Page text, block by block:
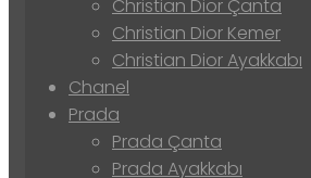
Christian Dior Çanta
Christian Dior Kemer
Christian Dior Ayakkabı
Chanel
Prada
Prada Çanta
Prada Ayakkabı